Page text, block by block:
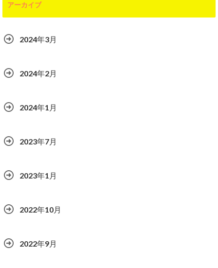
アーカイブ
2024年3月
2024年2月
2024年1月
2023年7月
2023年1月
2022年10月
2022年9月